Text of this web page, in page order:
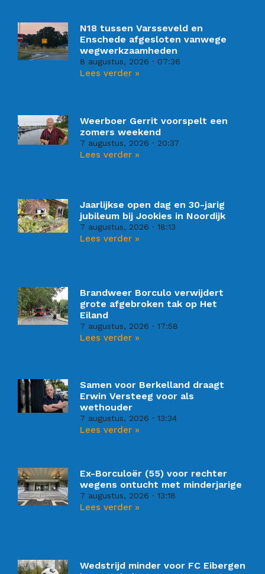
N18 tussen Varsseveld en
Enschede afgesloten vanwege
wegwerkzaamheden
8 augustus, 2026 07:36
Lees verder »
Weerboer Gerrit voorspelt een
zomers weekend
7 augustus, 2026 20:37
Lees verder »
Jaarlijkse open dag en 30-jarig
jubileum bij Jookies in Noordijk
7 augustus, 2026 18:13
Lees verder »
Brandweer Borculo verwijdert
grote afgebroken tak op Het
Eiland
7 augustus, 2026 17:58
Lees verder »
Samen voor Berkelland draagt
Erwin Versteeg voor als
wethouder
7 augustus, 2026 13:34
Lees verder »
Ex-Borculoër (55) voor rechter
wegens ontucht met minderjarige
7 augustus, 2026 13:18
Lees verder »
Wedstrijd minder voor FC Eibergen